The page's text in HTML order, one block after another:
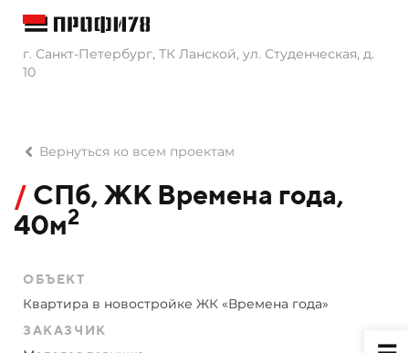
г. Санкт-Петербург, ТК Ланской, ул. Студенческая, д.
10
Вернуться ко всем проектам
/ СПб, ЖК Времена года,
40м2
ОБЪЕКТ
Квартира в новостройке ЖК «Времена года»
ЗАКАЗЧИК